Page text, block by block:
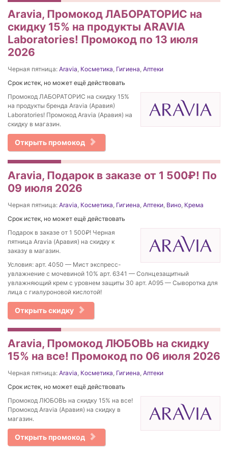
Aravia, Промокод ЛАБОРАТОРИС на
скидку 15% на продукты ARAVIA
Laboratories! Промокод по 13 июля
2026
Черная пятница: Aravia Косметика Гигиена Аптеки
Срок истек, но может ещё действовать
Промокод ЛАБОРАТОРИС на скидку 15%
на продукты бренда Aravia (Аравия)
Laboratories! Промокод Aravia (Аравия) на
скидку в магазин.
Открыть промокод
Aravia, Подарок в заказе от 1 500₽! По
09 июля 2026
Черная пятница: Aravia Косметика Гигиена Аптеки Вино Крема
Срок истек, но может ещё действовать
Подарок в заказе от 1 500₽! Черная
пятница Aravia (Аравия) на скидку к
заказу в магазин.
Условия: арт. 4050 — Мист экспресс-
увлажнение с мочевиной 10% арт. 6341 — Cолнцезащитный
увлажняющий крем с уровнем защиты 30 арт. А095 — Сыворотка для
лица с гиалуроновой кислотой!
Открыть скидку
Aravia, Промокод ЛЮБОВЬ на скидку
15% на все! Промокод по 06 июля 2026
Черная пятница: Aravia Косметика Гигиена Аптеки
Срок истек, но может ещё действовать
Промокод ЛЮБОВЬ на скидку 15% на все!
Промокод Aravia (Аравия) на скидку в
магазин.
Открыть промокод